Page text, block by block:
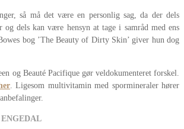
så må det være en personlig sag, da der dels
og dels kan være hensyn at tage i samråd med ens
bog ’The Beauty of Dirty Skin’ giver hun dog
og Beauté Pacifique gør veldokumenteret forskel.
. Ligesom multivitamin med spormineraler hører